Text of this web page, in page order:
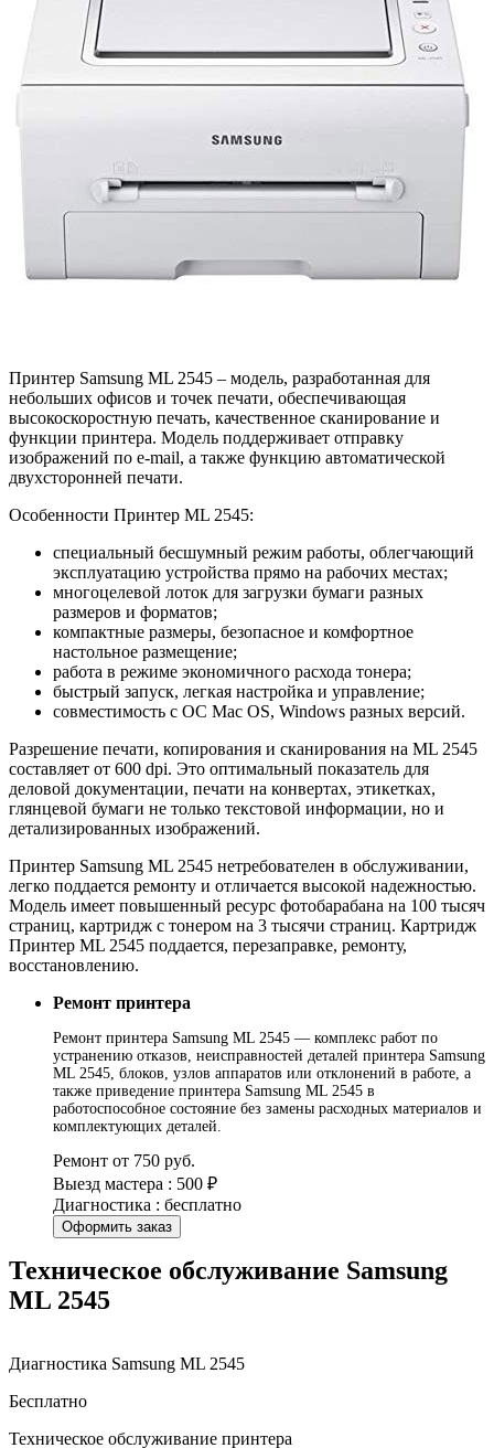
Принтер Samsung ML 2545 – модель, разработанная для
небольших офисов и точек печати, обеспечивающая
высокоскоростную печать, качественное сканирование и
функции принтера. Модель поддерживает отправку
изображений по e-mail, а также функцию автоматической
двухсторонней печати.
Особенности Принтер ML 2545:
специальный бесшумный режим работы, облегчающий
эксплуатацию устройства прямо на рабочих местах;
многоцелевой лоток для загрузки бумаги разных
размеров и форматов;
компактные размеры, безопасное и комфортное
настольное размещение;
работа в режиме экономичного расхода тонера;
быстрый запуск, легкая настройка и управление;
совместимость с ОС Mac OS, Windows разных версий.
Разрешение печати, копирования и сканирования на ML 2545
составляет от 600 dpi. Это оптимальный показатель для
деловой документации, печати на конвертах, этикетках,
глянцевой бумаги не только текстовой информации, но и
детализированных изображений.
Принтер Samsung ML 2545 нетребователен в обслуживании,
легко поддается ремонту и отличается высокой надежностью.
Модель имеет повышенный ресурс фотобарабана на 100 тысяч
страниц, картридж с тонером на 3 тысячи страниц. Картридж
Принтер ML 2545 поддается, перезаправке, ремонту,
восстановлению.
Ремонт принтера
Ремонт принтера Samsung ML 2545 — комплекс работ по
устранению отказов, неисправностей деталей принтера Samsung
ML 2545, блоков, узлов аппаратов или отклонений в работе, а
также приведение принтера Samsung ML 2545 в
работоспособное состояние без замены расходных материалов и
комплектующих деталей.
Ремонт от 750 руб.
Выезд мастера : 500 ₽
Диагностика : бесплатно
Оформить заказ
Техническое обслуживание Samsung
ML 2545
Диагностика Samsung ML 2545
Бесплатно
Техническое обслуживание принтера